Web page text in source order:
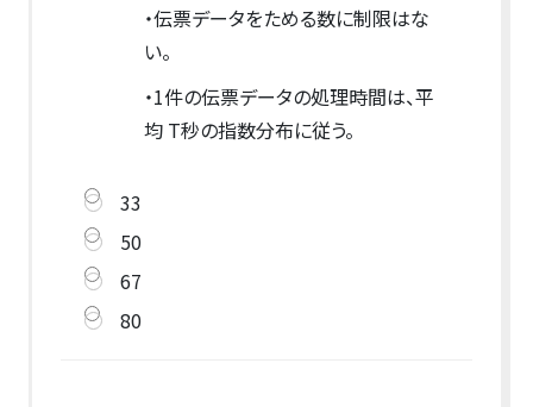
・伝票データをためる数に制限はな
い。
・1件の伝票データの処理時間は、平
均 T秒の指数分布に従う。
33
50
67
80